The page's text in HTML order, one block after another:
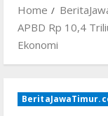
Home
APBD Rp 10,4
Ekonomi